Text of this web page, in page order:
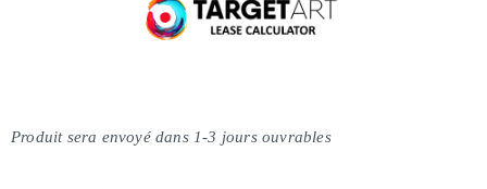
Produit sera envoyé dans 1-3 jours ouvrables